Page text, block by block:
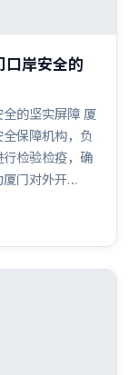
口岸安全的
的坚实屏障 厦
保障机构，负
检验检疫，确
厦门对外开…